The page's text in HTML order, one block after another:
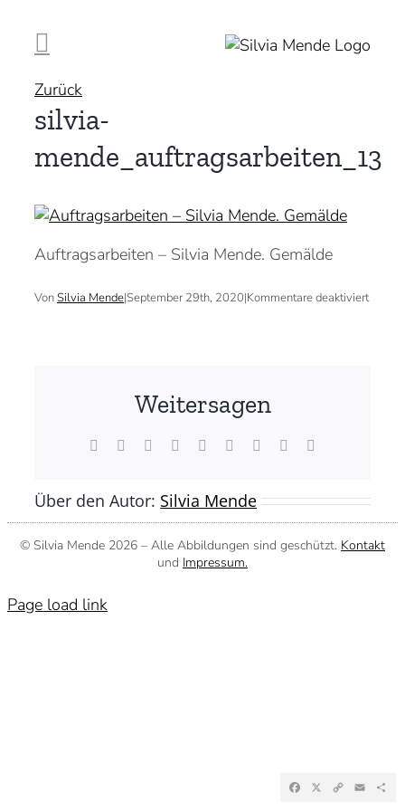
Inhalt
springen
Zurück
silvia-
mende_auftragsarbeiten_13
Auftragsarbeiten – Silvia Mende. Gemälde
VonSilvia Mende|September 29th, 2020|Kommentare deaktiviertfür
Weitersagen
Facebook Reddit LinkedInWhatsApp
TumblrPinterest
Über den Autor: Silvia Mende
© Silvia Mende 2026 – Alle Abbildungen sind geschützt. Kontakt
und Impressum.
Page load link
Facebook
X CopyEmail